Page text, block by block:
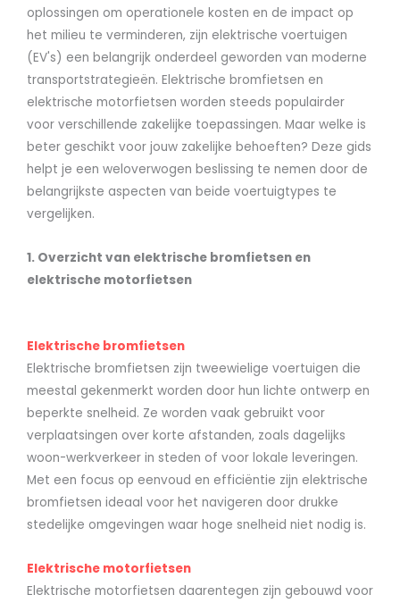
oplossingen om operationele kosten en de impact op
het milieu te verminderen, zijn elektrische voertuigen
(EV's) een belangrijk onderdeel geworden van moderne
transportstrategieën. Elektrische bromfietsen en
elektrische motorfietsen worden steeds populairder
voor verschillende zakelijke toepassingen. Maar welke is
beter geschikt voor jouw zakelijke behoeften? Deze gids
helpt je een weloverwogen beslissing te nemen door de
belangrijkste aspecten van beide voertuigtypes te
vergelijken.
1. Overzicht van elektrische bromfietsen en
elektrische motorfietsen
Elektrische bromfietsen
Elektrische bromfietsen zijn tweewielige voertuigen die
meestal gekenmerkt worden door hun lichte ontwerp en
beperkte snelheid. Ze worden vaak gebruikt voor
verplaatsingen over korte afstanden, zoals dagelijks
woon-werkverkeer in steden of voor lokale leveringen.
Met een focus op eenvoud en efficiëntie zijn elektrische
bromfietsen ideaal voor het navigeren door drukke
stedelijke omgevingen waar hoge snelheid niet nodig is.
Elektrische motorfietsen
Elektrische motorfietsen daarentegen zijn gebouwd voor